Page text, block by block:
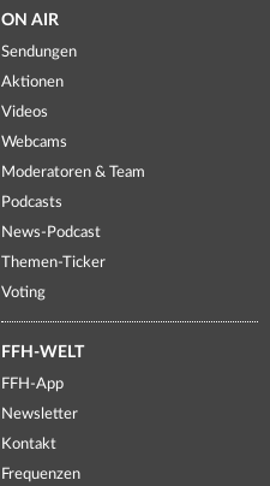
ON AIR
Sendungen
Aktionen
Videos
Webcams
Moderatoren & Team
Podcasts
News-Podcast
Themen-Ticker
Voting
FFH-WELT
FFH-App
Newsletter
Kontakt
Frequenzen